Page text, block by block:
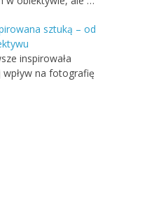
sztuką – od
inspirowała
na fotografię